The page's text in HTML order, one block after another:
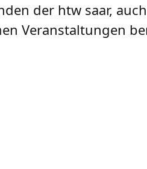
der htw saar,
Veranstaltungen